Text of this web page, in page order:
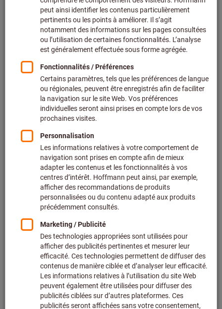
Prix par 1 Unité
+ TVA en vigueur
Prix personnalisés pour les clients professionnels après
connexion.
Ajouter au panier
Délai de livraison estimé : 2 à 3 semaines
Veuillez noter le délai de livraison et les conseils
Nous commandons cet article pour vous directement
chez le fabricant, car il ne fait pas partie de notre
assortiment principal et n’est donc pas en stock chez
nous.Infos
Ajouter à la liste de favoris Partager l’article